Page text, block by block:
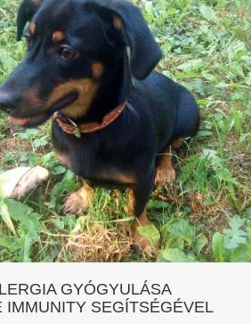
GYÓGYULÁSA
IMMUNITY SEGÍTSÉGÉVEL